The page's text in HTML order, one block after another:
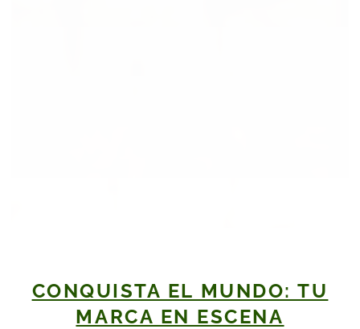
CONQUISTA EL MUNDO: TU
MARCA EN ESCENA